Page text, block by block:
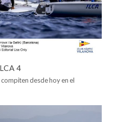
4
desde hoy en el